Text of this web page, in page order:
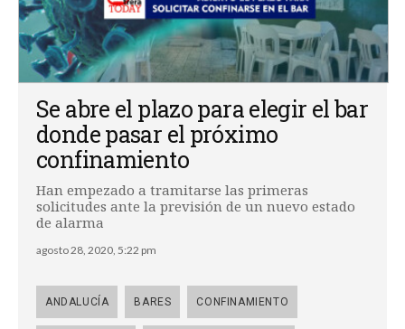
Se abre el plazo para elegir el bar
donde pasar el próximo
confinamiento
Han empezado a tramitarse las primeras
solicitudes ante la previsión de un nuevo estado
de alarma
agosto 28, 2020, 5:22 pm
ANDALUCÍA BARES CONFINAMIENTO